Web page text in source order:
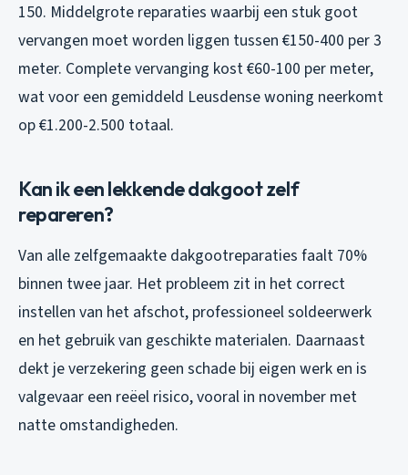
150. Middelgrote reparaties waarbij een stuk goot
vervangen moet worden liggen tussen €150-400 per 3
meter. Complete vervanging kost €60-100 per meter,
wat voor een gemiddeld Leusdense woning neerkomt
op €1.200-2.500 totaal.
Kan ik een lekkende dakgoot zelf
repareren?
Van alle zelfgemaakte dakgootreparaties faalt 70%
binnen twee jaar. Het probleem zit in het correct
instellen van het afschot, professioneel soldeerwerk
en het gebruik van geschikte materialen. Daarnaast
dekt je verzekering geen schade bij eigen werk en is
valgevaar een reëel risico, vooral in november met
natte omstandigheden.